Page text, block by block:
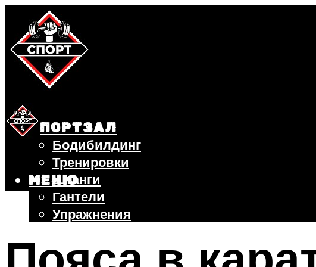
СПОРТЗАЛ
Бодибилдинг
Тренировки
Штанги
Гантели
Упражнения
БЕГ
МЕНЮ